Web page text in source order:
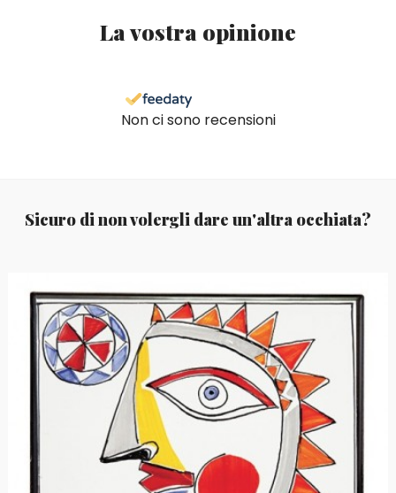
La vostra opinione
Non ci sono recensioni
Sicuro di non volergli dare un'altra occhiata?